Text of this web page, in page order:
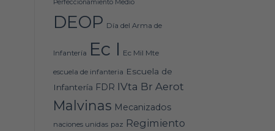
Perfeccionamiento Medio
DEOP Día del Arma de
Infantería Ec I Ec Mil Mte
escuela de infanteria Escuela de
Infantería FDR IVta Br Aerot
Malvinas Mecanizados
naciones unidas paz Regimiento